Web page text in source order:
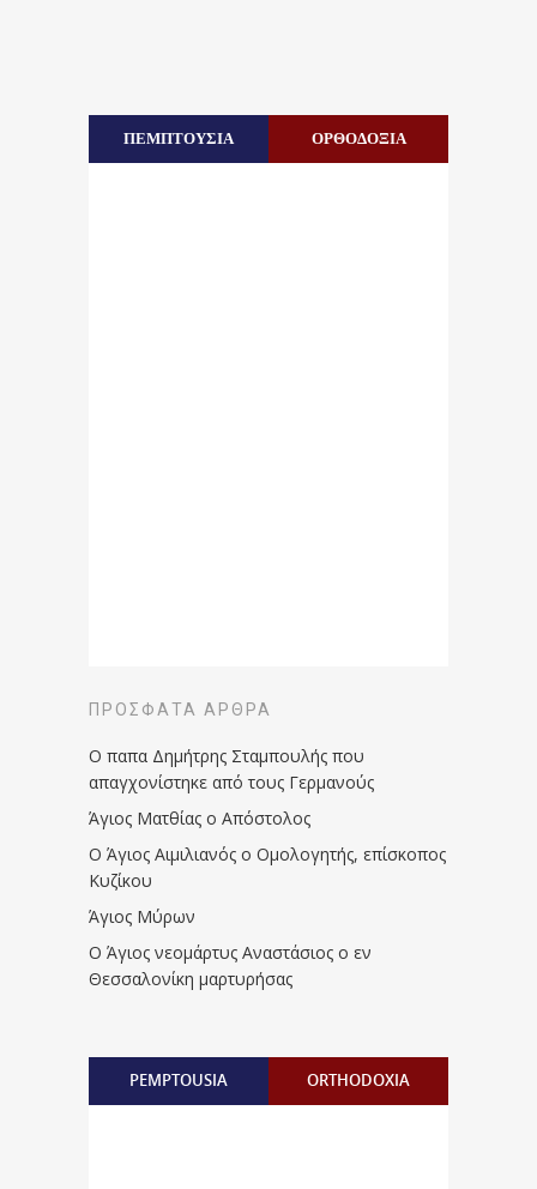
ΠΕΜΠΤΟΥΣΙΑ ΟΡΘΟΔΟΞΙΑ
ΠΡΌΣΦΑΤΑ ΆΡΘΡΑ
Ο παπα Δημήτρης Σταμπουλής που
απαγχονίστηκε από τους Γερμανούς
Άγιος Ματθίας ο Απόστολος
Ο Άγιος Αιμιλιανός ο Ομολογητής, επίσκοπος
Κυζίκου
Άγιος Μύρων
Ο Άγιος νεομάρτυς Αναστάσιος ο εν
Θεσσαλονίκη μαρτυρήσας
PEMPTOUSIA ORTHODOXIA